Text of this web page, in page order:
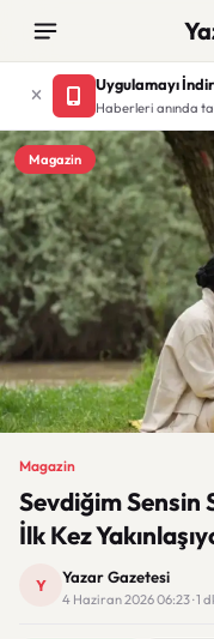
Uygulamayı İndir
Haberleri anında
Magazin
Magazin
Sevdiğim Sensin
İlk Kez
Y Yazar Gazetesi
4 Haziran 2026 06:23 · 1